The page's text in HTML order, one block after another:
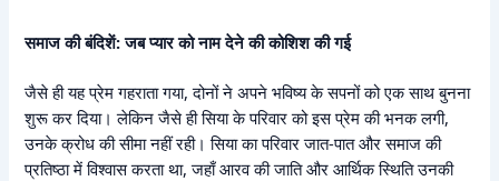
समाज की बंदिशें: जब प्यार को नाम देने की कोशिश की गई
जैसे ही यह प्रेम गहराता गया, दोनों ने अपने भविष्य के सपनों को एक साथ बुनना
शुरू कर दिया। लेकिन जैसे ही सिया के परिवार को इस प्रेम की भनक लगी,
उनके क्रोध की सीमा नहीं रही। सिया का परिवार जात-पात और समाज की
प्रतिष्ठा में विश्वास करता था, जहाँ आरव की जाति और आर्थिक स्थिति उनकी